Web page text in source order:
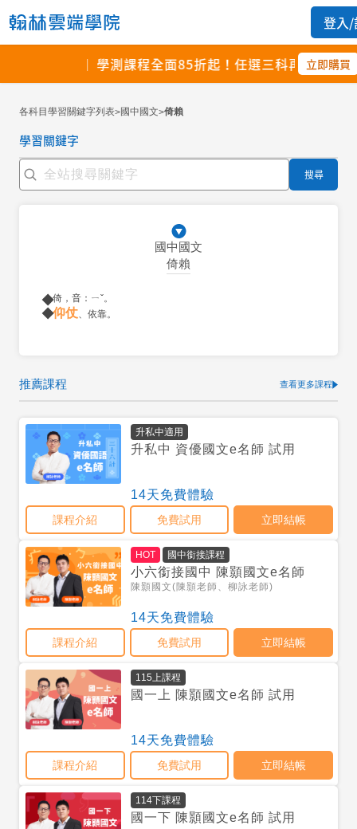
各科目學習關鍵字列表>國中國文>倚賴
學習關鍵字
搜尋
國中國文
倚賴
倚，音：ㄧˇ。
仰仗、依靠。
推薦課程 查看更多課程